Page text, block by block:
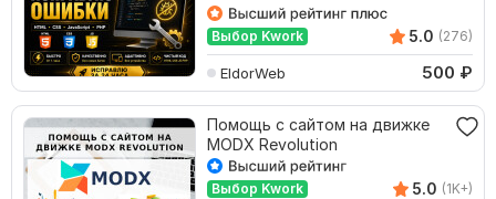
Выбор Kwork 5.0 (276)
EldorWeb 500 ₽
Помощь с сайтом на движке
MODX Revolution
Выбор Kwork 5.0 (1K+)